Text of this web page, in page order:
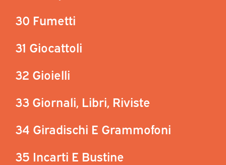
30 Fumetti
31 Giocattoli
32 Gioielli
33 Giornali, Libri, Riviste
34 Giradischi E Grammofoni
35 Incarti E Bustine